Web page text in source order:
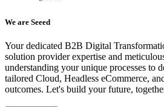
We are Seeed
Your dedicated B2B Digital
solution provider expertise and
understanding your unique processes to
tailored Cloud, Headless eCommerce,
outcomes. Let's build your future,